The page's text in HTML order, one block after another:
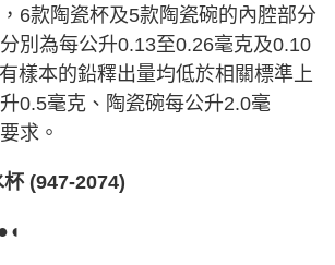
6款陶瓷杯及5款陶瓷碗的內腔部分
別為每公升0.13至0.26毫克及0.10
樣本的鉛釋出量均低於相關標準上
0.5毫克、陶瓷碗每公升2.0毫
求。
(947-2074)